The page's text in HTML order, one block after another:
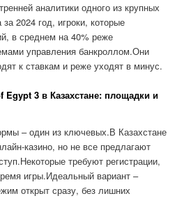
аналитики одного из крупных
2024 год, игроки, которые
в среднем на 40% реже
управления банкроллом.Они
к ставкам и реже уходят в минус.
Egypt 3 в Казахстане: площадки и
– один из ключевых.В Казахстане
казино, но не все предлагают
требуют регистрации,
игры.Идеальный вариант –
открыт сразу, без лишних